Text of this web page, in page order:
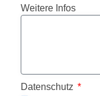
Weitere Infos
Datenschutz